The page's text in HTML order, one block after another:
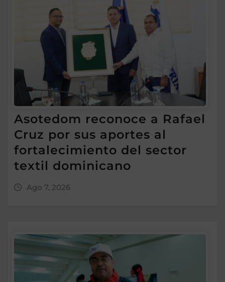
Asotedom reconoce a Rafael
Cruz por sus aportes al
fortalecimiento del sector
textil dominicano
Ago 7, 2026